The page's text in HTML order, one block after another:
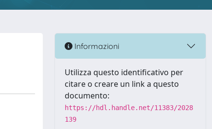
Informazioni
Utilizza questo identificativo per
citare o creare un link a questo
documento:
https://hdl.handle.net/11383/2028
139